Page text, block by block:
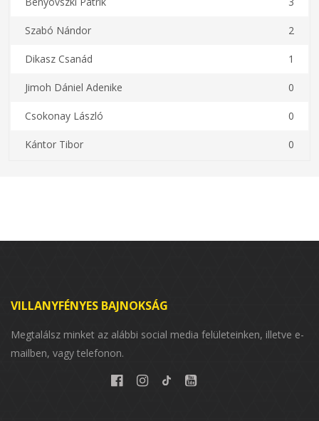
Szabó Nándor 2
Dikasz Csanád 1
Jimoh Dániel Adenike 0
Csokonay László 0
Kántor Tibor 0
VILLANYFÉNYES BAJNOKSÁG
Megtalálsz minket az alábbi social media felületeinken, illetve e-
mailben, vagy telefonon.